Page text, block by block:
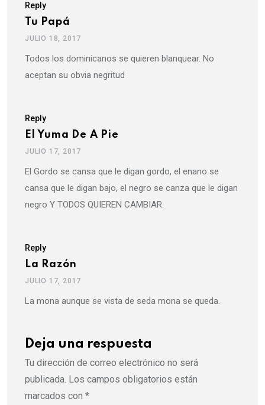
Reply
Tu Papá
JULIO 18, 2017
Todos los dominicanos se quieren blanquear. No
aceptan su obvia negritud
Reply
El Yuma De A Pie
JULIO 17, 2017
El Gordo se cansa que le digan gordo, el enano se
cansa que le digan bajo, el negro se canza que le digan
negro Y TODOS QUIEREN CAMBIAR.
Reply
La Razón
JULIO 17, 2017
La mona aunque se vista de seda mona se queda.
Deja una respuesta
Tu dirección de correo electrónico no será
publicada. Los campos obligatorios están
marcados con *